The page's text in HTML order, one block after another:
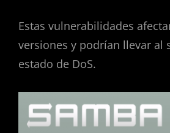
Estas vulnerabilidades
versiones y podrían llevar al
estado de DoS.